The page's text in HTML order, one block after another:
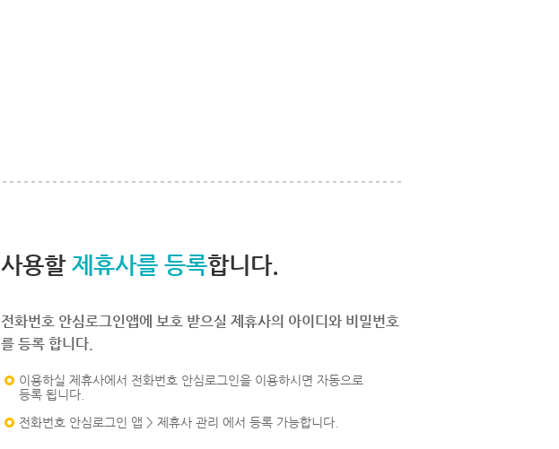
사용할 제휴사를 등록합니다.
전화번호 안심로그인앱에 보호 받으실 제휴사의 아이디와 비밀번호
를 등록 합니다.
이용하실 제휴사에서 전화번호 안심로그인을 이용하시면 자동으로
등록 됩니다.
전화번호 안심로그인 앱 > 제휴사 관리 에서 등록 가능합니다.